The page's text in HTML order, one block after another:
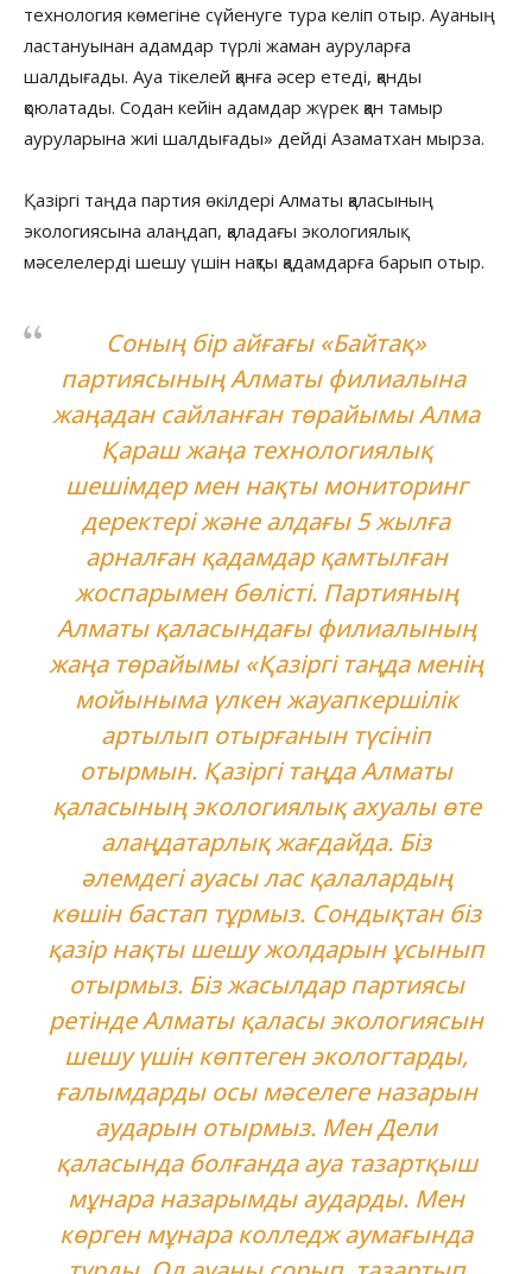
технология көмегіне сүйенуге тура келіп отыр. Ауаның
ластануынан адамдар түрлі жаман ауруларға
шалдығады. Ауа тікелей қанға әсер етеді, қанды
қоюлатады. Содан кейін адамдар жүрек қан тамыр
ауруларына жиі шалдығады» дейді Азаматхан мырза.
Қазіргі таңда партия өкілдері Алматы қаласының
экологиясына алаңдап, қаладағы экологиялық
мәселелерді шешу үшін нақты қадамдарға барып отыр.
Соның бір айғағы «Байтақ»
партиясының Алматы филиалына
жаңадан сайланған төрайымы Алма
Қараш жаңа технологиялық
шешімдер мен нақты мониторинг
деректері және алдағы 5 жылға
арналған қадамдар қамтылған
жоспарымен бөлісті. Партияның
Алматы қаласындағы филиалының
жаңа төрайымы «Қазіргі таңда менің
мойыныма үлкен жауапкершілік
артылып отырғанын түсініп
отырмын. Қазіргі таңда Алматы
қаласының экологиялық ахуалы өте
алаңдатарлық жағдайда. Біз
әлемдегі ауасы лас қалалардың
көшін бастап тұрмыз. Сондықтан біз
қазір нақты шешу жолдарын ұсынып
отырмыз. Біз жасылдар партиясы
ретінде Алматы қаласы экологиясын
шешу үшін көптеген экологтарды,
ғалымдарды осы мәселеге назарын
аударын отырмыз. Мен Дели
қаласында болғанда ауа тазартқыш
мұнара назарымды аударды. Мен
көрген мұнара колледж аумағында